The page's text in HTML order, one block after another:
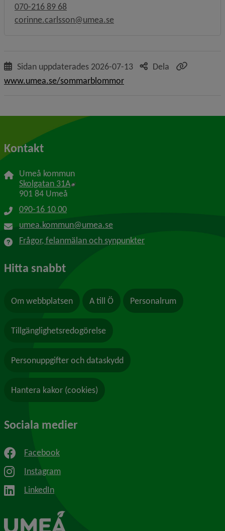
070-216 89 68
corinne.carlsson@umea.se
Sidan uppdaterades 2026-07-13
Dela
www.umea.se/sommarblommor
Kontakt
Umeå kommun
Skolgatan 31A Länk till annan webbplats, öppnas i nytt
901 84 Umeå
090-16 10 00
umea.kommun@umea.se
Frågor, felanmälan och synpunkter
Hitta snabbt
Om webbplatsen A till Ö Personalrum
Tillgänglighetsredogörelse
Personuppgifter och dataskydd
Hantera kakor (cookies)
Sociala medier
Facebook
Instagram
LinkedIn